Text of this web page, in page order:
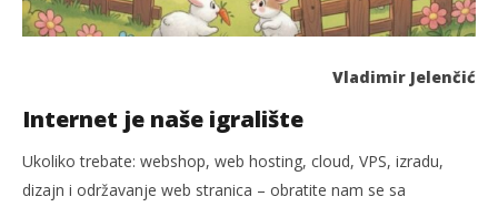
Vladimir Jelenčić
Internet je naše igralište
Ukoliko trebate: webshop, web hosting, cloud, VPS, izradu,
dizajn i održavanje web stranica – obratite nam se sa